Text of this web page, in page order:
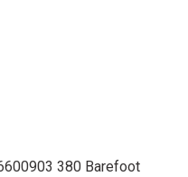
380 Barefoot